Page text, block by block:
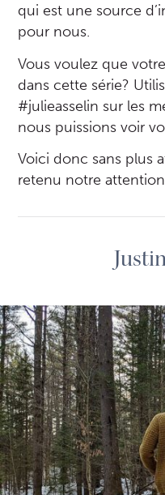
qui est une source
pour nous.
Vous voulez que
dans cette série?
#julieasselin sur les
nous puissions voir
Voici donc sans plus
retenu notre